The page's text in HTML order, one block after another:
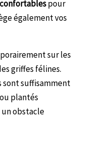
pour
également vos
sur les
griffes félines.
sont suffisamment
plantés
un obstacle